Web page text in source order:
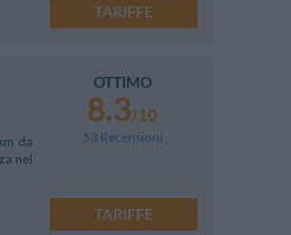
TARIFFE
da
nel
OTTIMO
8.3/10
53 Recensioni
TARIFFE